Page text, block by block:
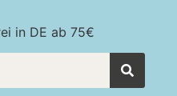
in DE ab 75€